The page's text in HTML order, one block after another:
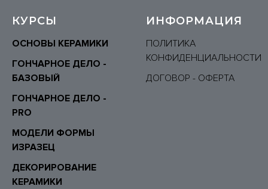
КУРСЫ
ОСНОВЫ КЕРАМИКИ
ГОНЧАРНОЕ ДЕЛО -
БАЗОВЫЙ
ГОНЧАРНОЕ ДЕЛО -
PRO
МОДЕЛИ ФОРМЫ
ИЗРАЗЕЦ
ДЕКОРИРОВАНИЕ
КЕРАМИКИ
ИНФОРМАЦИЯ
ПОЛИТИКА
КОНФИДЕНЦИАЛЬНОСТИ
ДОГОВОР - ОФЕРТА